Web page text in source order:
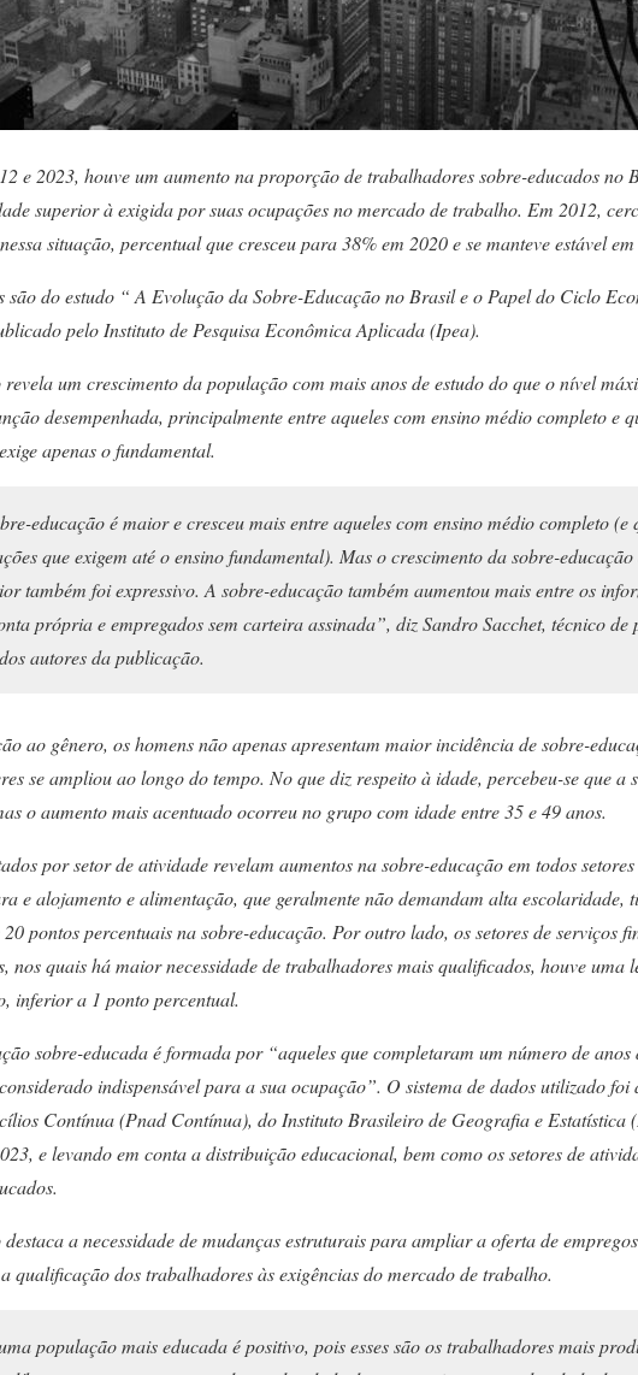
e 2023, houve um aumento na proporção de trabalhadores sobre-educados no
superior à exigida por suas ocupações no mercado de trabalho. Em 2012,
situação, percentual que cresceu para 38% em 2020 e se manteve estável
são do estudo “ A Evolução da Sobre-Educação no Brasil e o Papel do Ciclo
pelo Instituto de Pesquisa Econômica Aplicada (Ipea).
revela um crescimento da população com mais anos de estudo do que o nível
desempenhada, principalmente entre aqueles com ensino médio completo e
apenas o fundamental.
educação é maior e cresceu mais entre aqueles com ensino médio completo (e
que exigem até o ensino fundamental). Mas o crescimento da sobre-
também foi expressivo. A sobre-educação também aumentou mais entre os
própria e empregados sem carteira assinada”, diz Sandro Sacchet, técnico de
autores da publicação.
ao gênero, os homens não apenas apresentam maior incidência de sobre-
se ampliou ao longo do tempo. No que diz respeito à idade, percebeu-se que a
o aumento mais acentuado ocorreu no grupo com idade entre 35 e 49 anos.
por setor de atividade revelam aumentos na sobre-educação em todos
e alojamento e alimentação, que geralmente não demandam alta escolaridade,
20 pontos percentuais na sobre-educação. Por outro lado, os setores de serviços
nos quais há maior necessidade de trabalhadores mais qualificados, houve uma
inferior a 1 ponto percentual.
sobre-educada é formada por “aqueles que completaram um número de
indispensável para a sua ocupação”. O sistema de dados utilizado
Contínua (Pnad Contínua), do Instituto Brasileiro de Geografia e Estatística
e levando em conta a distribuição educacional, bem como os setores de
destaca a necessidade de mudanças estruturais para ampliar a oferta de
qualificação dos trabalhadores às exigências do mercado de trabalho.
população mais educada é positivo, pois esses são os trabalhadores mais